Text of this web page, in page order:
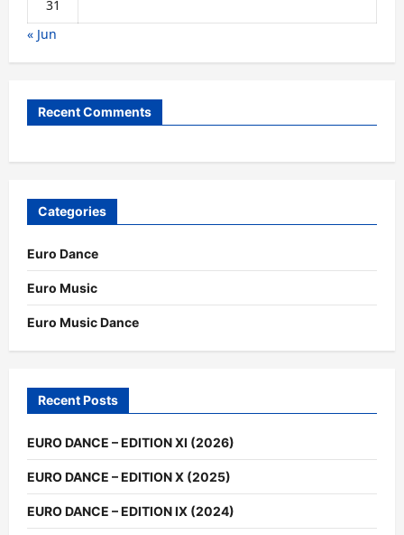
31
« Jun
Recent Comments
Categories
Euro Dance
Euro Music
Euro Music Dance
Recent Posts
EURO DANCE – EDITION XI (2026)
EURO DANCE – EDITION X (2025)
EURO DANCE – EDITION IX (2024)